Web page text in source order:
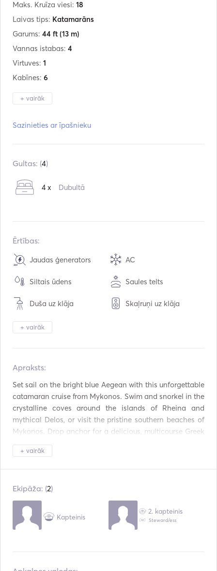
Maks. Kruīza viesi: 18
Laivas tips: Katamarāns
Garums: 44 ft (13 m)
Vannas istabas: 4
Virtuves: 1
Kabīnes: 6
+ vairāk
Pārbūve:01 / 2019
Degvielas veids:Dīzeļdegviela
Degvielas tilpums:
Sazinieties ar īpašnieku
Gultas: (4)
4 x Dubultā
Ērtības:
Jaudas ģenerators AC
Siltais ūdens Saules telts
Duša uz klāja Skaļruņi uz klāja
Kabīnes galds
Drošības sistēma
Cepeškrāsns
Galda piederumi / Glāz
es / Trauki
Mp3 atskaņotājs / Radi
Snorkelēšanas aprīkoju
+ vairāk
Apraksts:
Set sail on the bright blue Aegean with this unforgettable
catamaran cruise from Mykonos. Swim and snorkel in the
crystalline coves around the islands of Rheina and
mythical Delos, or visit the pristine southern beaches of
Mykonos. Drop anchor for a delicious, multicourse Greek
unlimited beer and wine from an open bar.
- Sail among the turquoise waters of the Aegean to the
islands of Delos and Rhenia
- Swim and snorkel at secluded island coves
+ vairāk
Ekipāža: (2)
Kapteinis
2. kapteinis
Steward/ess